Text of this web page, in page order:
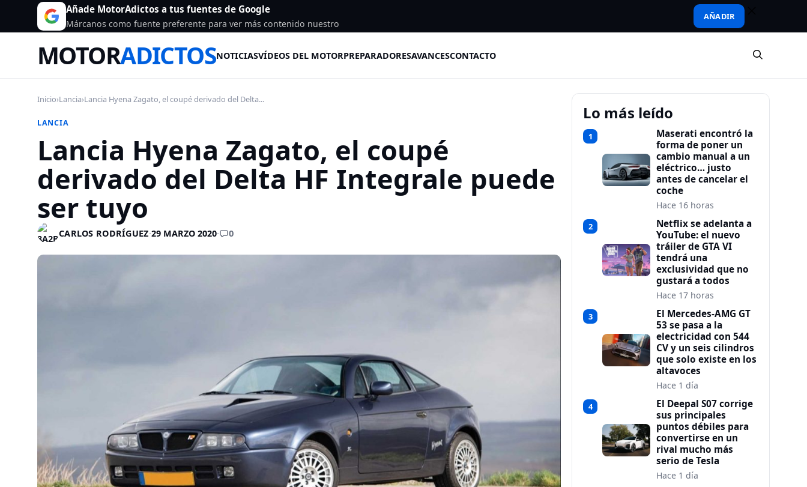
Añade MotorAdictos a tus fuentes de Google
Márcanos como fuente preferente para ver más contenido nuestro
AÑADIR
MOTORADICTOSNOTICIASVÍDEOS DEL MOTORPREPARADORESAVANCESCONTACTO
Inicio›Lancia›Lancia Hyena Zagato, el coupé derivado del Delta...
LANCIA
Lancia Hyena Zagato, el coupé
derivado del Delta HF Integrale puede
ser tuyo
CARLOS RODRÍGUEZ·29 MARZO 2020· 0
Lo más leído
1
Maserati encontró la
forma de poner un
cambio manual a un
eléctrico… justo
antes de cancelar el
coche
Hace 16 horas
2
Netflix se adelanta a
YouTube: el nuevo
tráiler de GTA VI
tendrá una
exclusividad que no
gustará a todos
Hace 17 horas
3
El Mercedes-AMG GT
53 se pasa a la
electricidad con 544
CV y un seis cilindros
que solo existe en los
altavoces
Hace 1 día
4
El Deepal S07 corrige
sus principales
puntos débiles para
convertirse en un
rival mucho más
serio de Tesla
Hace 1 día